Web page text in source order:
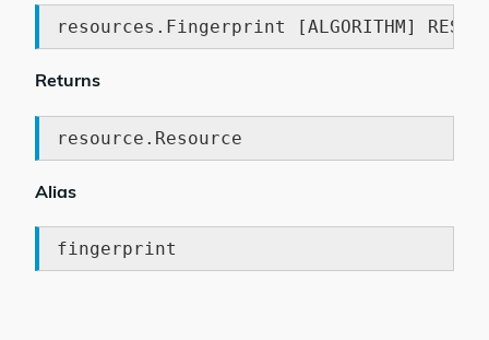
resources.Fingerprint [ALGORITHM]
Returns
resource.Resource
Alias
fingerprint